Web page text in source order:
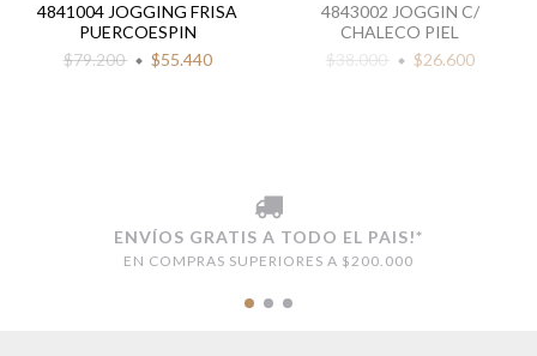
4841004 JOGGING FRISA
PUERCOESPIN
$79.200
$55.440
4843002 JOGGIN C/
CHALECO PIEL
$38.000
$26.600
ENVÍOS GRATIS A TODO EL PAIS!*
EN COMPRAS SUPERIORES A $200.000